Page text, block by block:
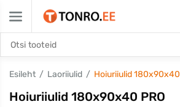
Esileht Laoriiulid Hoiuriiulid 180x90x40
Hoiuriiulid 180x90x40 PRO